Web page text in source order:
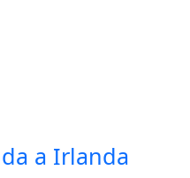
a Irlanda